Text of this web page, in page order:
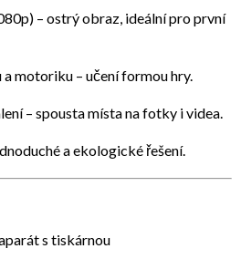
– ostrý obraz, ideální pro první
a motoriku – učení formou hry.
– spousta místa na fotky i videa.
a ekologické řešení.
s tiskárnou